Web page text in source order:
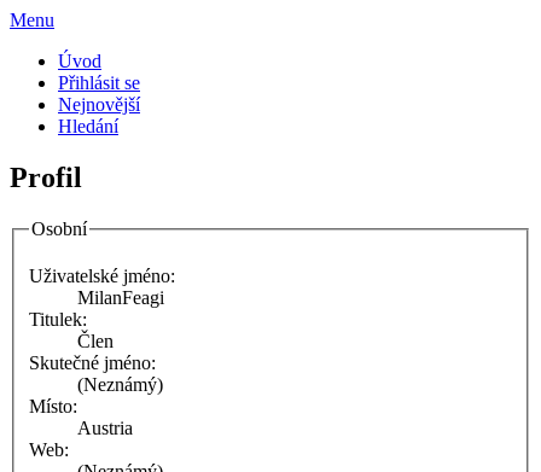
Menu
Úvod
Přihlásit se
Nejnovější
Hledání
Profil
Osobní
Uživatelské jméno:
MilanFeagi
Titulek:
Člen
Skutečné jméno:
(Neznámý)
Místo:
Austria
Web: